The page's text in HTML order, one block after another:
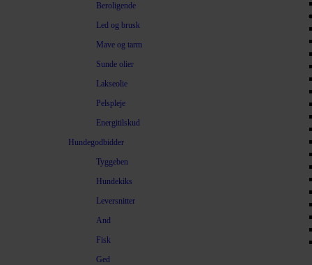
Beroligende
Led og brusk
Mave og tarm
Sunde olier
Lakseolie
Pelspleje
Energitilskud
Hundegodbidder
Tyggeben
Hundekiks
Leversnitter
And
Fisk
Ged